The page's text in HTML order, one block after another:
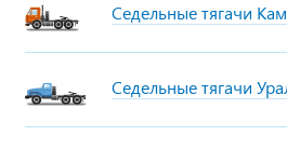
Седельные тягачи
Седельные тягачи